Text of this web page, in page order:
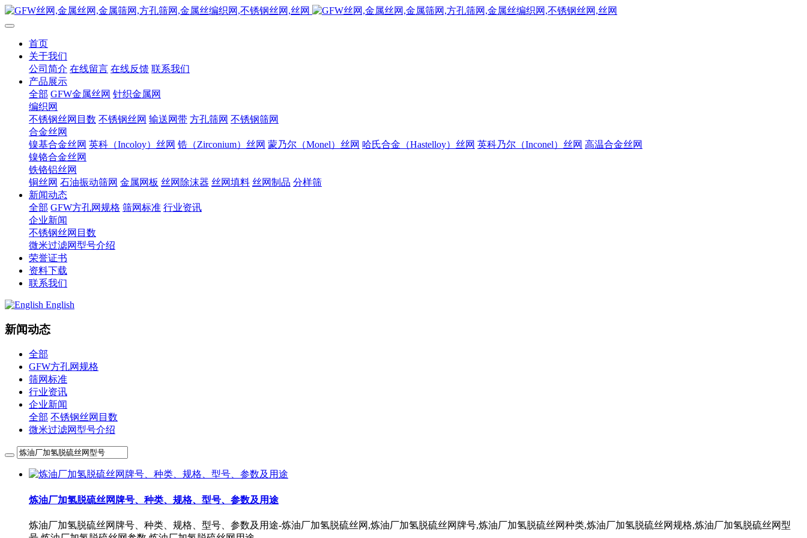
首页
关于我们
公司简介 在线留言 在线反馈 联系我们
产品展示
全部 GFW金属丝网 针织金属网
编织网
不锈钢丝网目数 不锈钢丝网 输送网带 方孔筛网 不锈钢筛网
合金丝网
镍基合金丝网 英科（Incoloy）丝网 锆（Zirconium）丝网 蒙乃尔（Monel）丝网 哈氏合金（Hastelloy）丝网 英科乃尔（Inconel）丝网 高温合金丝网
镍铬合金丝网
铁铬铝丝网
铜丝网 石油振动筛网 金属网板 丝网除沫器 丝网填料 丝网制品 分样筛
新闻动态
全部 GFW方孔网规格 筛网标准 行业资讯
企业新闻
不锈钢丝网目数
微米过滤网型号介绍
荣誉证书
资料下载
联系我们
English
新闻动态
全部
GFW方孔网规格
筛网标准
行业资讯
企业新闻
全部 不锈钢丝网目数
微米过滤网型号介绍
炼油厂加氢脱硫丝网牌号、种类、规格、型号、参数及用途
炼油厂加氢脱硫丝网牌号、种类、规格、型号、参数及用途-炼油厂加氢脱硫丝网,炼油厂加氢脱硫丝网牌号,炼油厂加氢脱硫丝网种类,炼油厂加氢脱硫丝网规格,炼油厂加氢脱硫丝网型